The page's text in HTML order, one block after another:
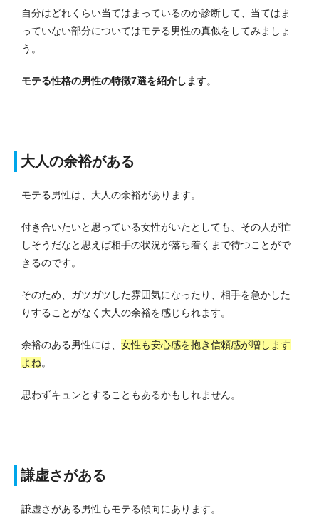
自分はどれくらい当てはまっているのか診断して、当てはま
っていない部分についてはモテる男性の真似をしてみましょ
う。
モテる性格の男性の特徴7選を紹介します。
大人の余裕がある
モテる男性は、大人の余裕があります。
付き合いたいと思っている女性がいたとしても、その人が忙
しそうだなと思えば相手の状況が落ち着くまで待つことがで
きるのです。
そのため、ガツガツした雰囲気になったり、相手を急かした
りすることがなく大人の余裕を感じられます。
余裕のある男性には、 女性も安心感を抱き信頼感が増します
よね。
思わずキュンとすることもあるかもしれません。
謙虚さがある
謙虚さがある男性もモテる傾向にあります。